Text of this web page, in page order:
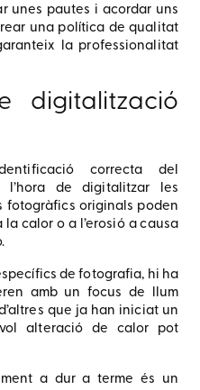
unes pautes i acordar uns
una política de qualitat
la professionalitat
digitalització
correcta del
l’hora de digitalitzar les
fotogràfics originals poden
calor o a l’erosió a causa
de fotografia, hi ha
amb un focus de llum
que ja han iniciat un
alteració de calor pot
a dur a terme és un